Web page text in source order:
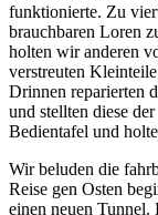
funktionierte. Zu
brauchbaren Loren
holten wir anderen
verstreuten
Drinnen reparierten
und stellten diese
Bedientafel und
Wir beluden die
Reise gen Osten
einen neuen